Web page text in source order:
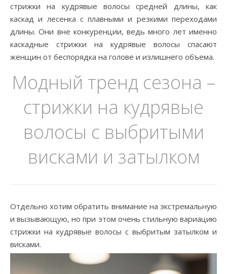
стрижки на кудрявые волосы средней длины, как
каскад и лесенка с плавными и резкими переходами
длины. Они вне конкуренции, ведь много лет именно
каскадные стрижки на кудрявые волосы спасают
женщин от беспорядка на голове и излишнего объема.
Модный тренд сезона –
стрижки на кудрявые
волосы с выбритыми
висками и затылком
Отдельно хотим обратить внимание на экстремальную
и вызывающую, но при этом очень стильную вариацию
стрижки на кудрявые волосы с выбритым затылком и
висками.